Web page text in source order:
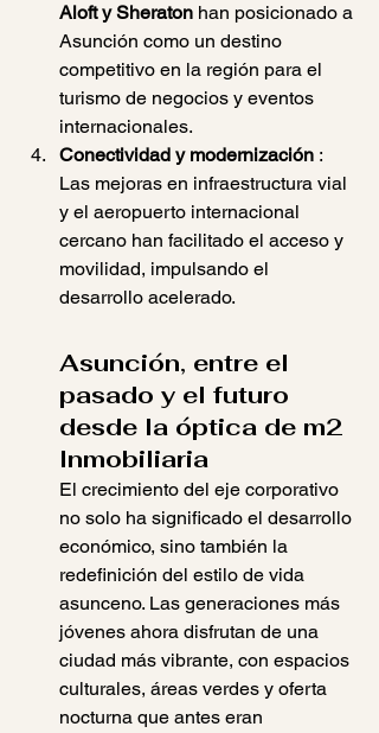
Aloft y Sheraton han posicionado a
Asunción como un destino
competitivo en la región para el
turismo de negocios y eventos
internacionales.
Conectividad y modernización :
Las mejoras en infraestructura vial
y el aeropuerto internacional
cercano han facilitado el acceso y
movilidad, impulsando el
desarrollo acelerado.
Asunción, entre el
pasado y el futuro
desde la óptica de m2
Inmobiliaria
El crecimiento del eje corporativo
no solo ha significado el desarrollo
económico, sino también la
redefinición del estilo de vida
asunceno. Las generaciones más
jóvenes ahora disfrutan de una
ciudad más vibrante, con espacios
culturales, áreas verdes y oferta
nocturna que antes eran